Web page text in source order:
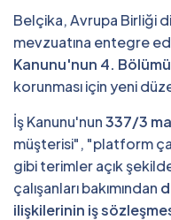
Belçika, Avrupa Birliği
mevzuatına entegre
Kanunu'nun 4.
korunması için yeni
İş Kanunu'nun337/3
müşterisi", "platform
gibi terimler açık
çalışanları bakımından
ilişkilerinin iş